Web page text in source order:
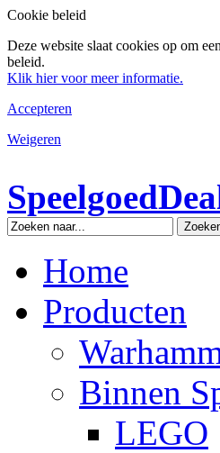
Cookie beleid
Deze website slaat cookies op om
beleid.
Klik hier voor meer informatie.
Accepteren
Weigeren
Home
Producten
Binnen
LEGO